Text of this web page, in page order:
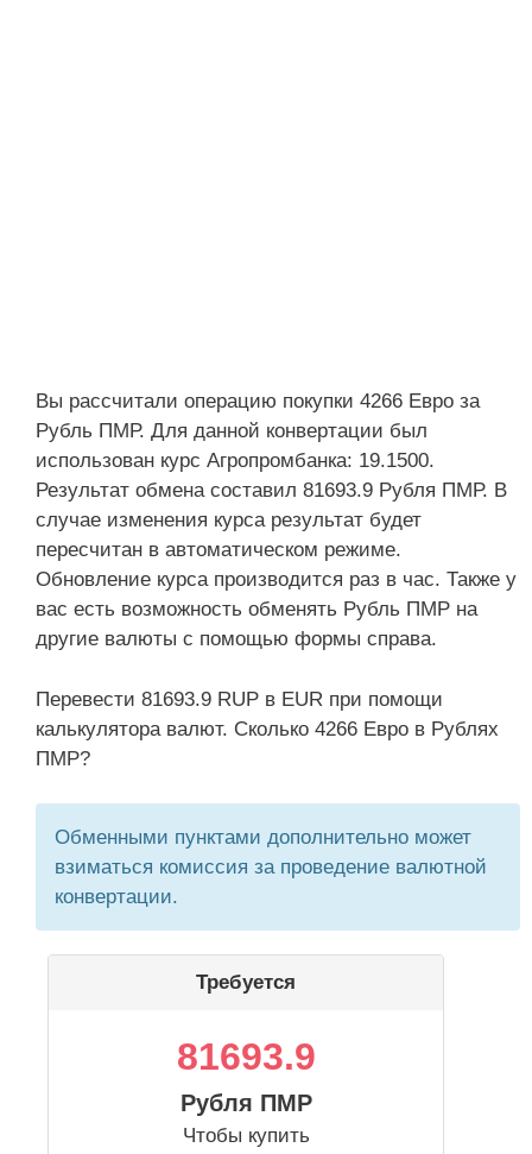
Вы рассчитали операцию покупки 4266 Евро за
Рубль ПМР. Для данной конвертации был
использован курс Агропромбанка: 19.1500.
Результат обмена составил 81693.9 Рубля ПМР. В
случае изменения курса результат будет
пересчитан в автоматическом режиме.
Обновление курса производится раз в час. Также у
вас есть возможность обменять Рубль ПМР на
другие валюты с помощью формы справа.
Перевести 81693.9 RUP в EUR при помощи
калькулятора валют. Сколько 4266 Евро в Рублях
ПМР?
Обменными пунктами дополнительно может
взиматься комиссия за проведение валютной
конвертации.
Требуется
81693.9
Рубля ПМР
Чтобы купить